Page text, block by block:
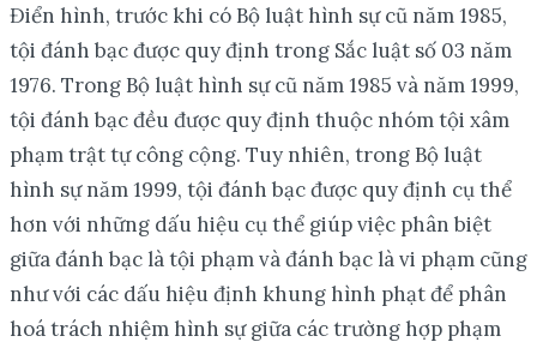
Điển hình, trước khi có Bộ luật hình sự cũ năm 1985,
tội đánh bạc được quy định trong Sắc luật số 03 năm
1976. Trong Bộ luật hình sự cũ năm 1985 và năm 1999,
tội đánh bạc đều được quy định thuộc nhóm tội xâm
phạm trật tự công cộng. Tuy nhiên, trong Bộ luật
hình sự năm 1999, tội đánh bạc được quy định cụ thể
hơn với những dấu hiệu cụ thể giúp việc phân biệt
giữa đánh bạc là tội phạm và đánh bạc là vi phạm cũng
như với các dấu hiệu định khung hình phạt để phân
hoá trách nhiệm hình sự giữa các trường hợp phạm